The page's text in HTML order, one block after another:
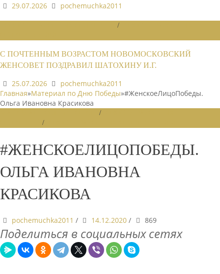
29.07.2026
pochemuchka2011
/
С ПОЧТЕННЫМ ВОЗРАСТОМ НОВОМОСКОВСКИЙ
ЖЕНСОВЕТ ПОЗДРАВИЛ ШАТОХИНУ И.Г.
25.07.2026
pochemuchka2011
Главная»Материал по Дню Победы»#ЖенскоеЛицоПобеды.
Ольга Ивановна Красикова
/
/
#ЖЕНСКОЕЛИЦОПОБЕДЫ.
ОЛЬГА ИВАНОВНА
КРАСИКОВА
pochemuchka2011 / 14.12.2020 / 869
Поделиться в социальных сетях